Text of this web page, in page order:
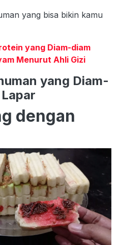
yang bisa bikin kamu
yang Diam-diam
Menurut Ahli Gizi
yang Diam-
dengan